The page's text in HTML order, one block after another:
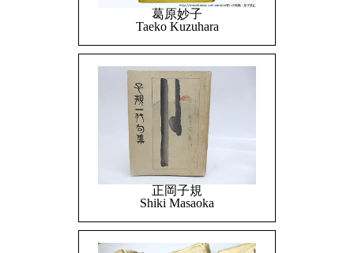
葛原妙子
Taeko Kuzuhara
正岡子規
Shiki Masaoka